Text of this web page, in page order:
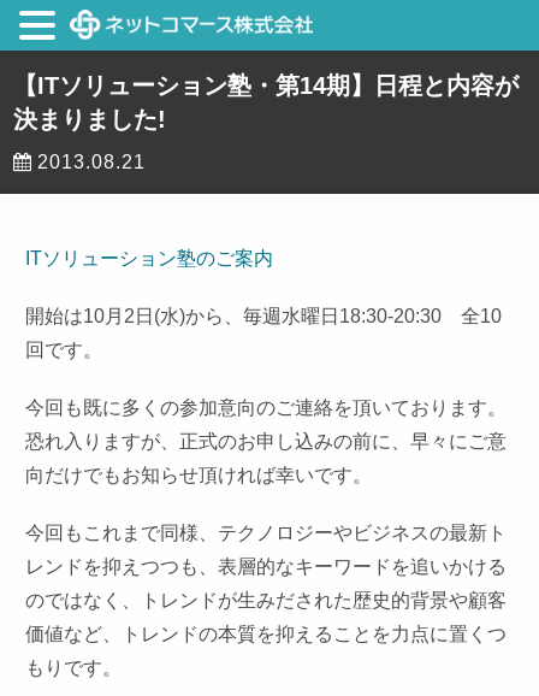
【ITソリューション塾・第14期】日程と内容が
決まりました!
2013.08.21
ITソリューション塾のご案内
開始は10月2日(水)から、毎週水曜日18:30-20:30 全10
回です。
今回も既に多くの参加意向のご連絡を頂いております。
恐れ入りますが、正式のお申し込みの前に、早々にご意
向だけでもお知らせ頂ければ幸いです。
今回もこれまで同様、テクノロジーやビジネスの最新ト
レンドを抑えつつも、表層的なキーワードを追いかける
のではなく、トレンドが生みだされた歴史的背景や顧客
価値など、トレンドの本質を抑えることを力点に置くつ
もりです。